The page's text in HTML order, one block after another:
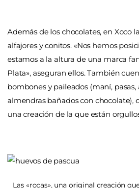
Además de los chocolates, en Xoco
alfajores y conitos. «Nos hemos
estamos a la altura de una marca
Plata», aseguran ellos. También
bombones y paileados (maní, pasas,
almendras bañados con chocolate),
una creación de la que están
Las «rocas», una original creación